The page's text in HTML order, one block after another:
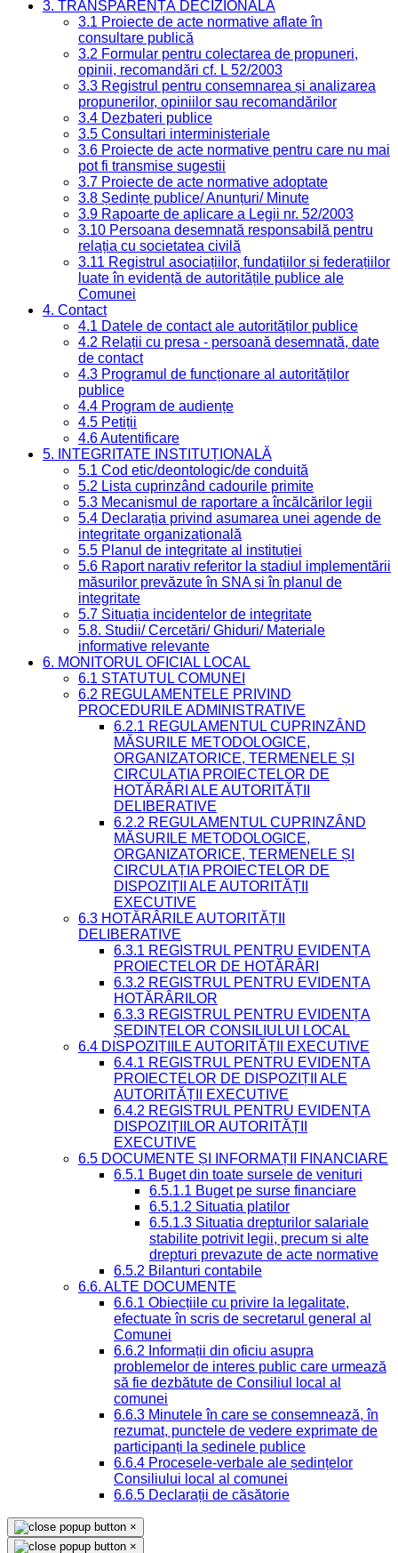
3. TRANSPARENȚĂ DECIZIONALĂ
3.1 Proiecte de acte normative aflate în
consultare publică
3.2 Formular pentru colectarea de propuneri,
opinii, recomandări cf. L 52/2003
3.3 Registrul pentru consemnarea și analizarea
propunerilor, opiniilor sau recomandărilor
3.4 Dezbateri publice
3.5 Consultari interministeriale
3.6 Proiecte de acte normative pentru care nu mai
pot fi transmise sugestii
3.7 Proiecte de acte normative adoptate
3.8 Ședințe publice/ Anunțuri/ Minute
3.9 Rapoarte de aplicare a Legii nr. 52/2003
3.10 Persoana desemnată responsabilă pentru
relația cu societatea civilă
3.11 Registrul asociațiilor, fundațiilor și federațiilor
luate în evidență de autoritățile publice ale
Comunei
4. Contact
4.1 Datele de contact ale autorităților publice
4.2 Relații cu presa - persoană desemnată, date
de contact
4.3 Programul de funcționare al autorităților
publice
4.4 Program de audiențe
4.5 Petiții
4.6 Autentificare
5. INTEGRITATE INSTITUȚIONALĂ
5.1 Cod etic/deontologic/de conduită
5.2 Lista cuprinzând cadourile primite
5.3 Mecanismul de raportare a încălcărilor legii
5.4 Declarația privind asumarea unei agende de
integritate organizațională
5.5 Planul de integritate al instituției
5.6 Raport narativ referitor la stadiul implementării
măsurilor prevăzute în SNA și în planul de
integritate
5.7 Situația incidentelor de integritate
5.8. Studii/ Cercetări/ Ghiduri/ Materiale
informative relevante
6. MONITORUL OFICIAL LOCAL
6.1 STATUTUL COMUNEI
6.2 REGULAMENTELE PRIVIND
PROCEDURILE ADMINISTRATIVE
6.2.1 REGULAMENTUL CUPRINZÂND
MĂSURILE METODOLOGICE,
ORGANIZATORICE, TERMENELE ȘI
CIRCULAȚIA PROIECTELOR DE
HOTĂRÂRI ALE AUTORITĂȚII
DELIBERATIVE
6.2.2 REGULAMENTUL CUPRINZÂND
MĂSURILE METODOLOGICE,
ORGANIZATORICE, TERMENELE ȘI
CIRCULAȚIA PROIECTELOR DE
DISPOZIȚII ALE AUTORITĂȚII
EXECUTIVE
6.3 HOTĂRÂRILE AUTORITĂȚII
DELIBERATIVE
6.3.1 REGISTRUL PENTRU EVIDENȚA
PROIECTELOR DE HOTĂRÂRI
6.3.2 REGISTRUL PENTRU EVIDENȚA
HOTĂRÂRILOR
6.3.3 REGISTRUL PENTRU EVIDENȚA
ȘEDINȚELOR CONSILIULUI LOCAL
6.4 DISPOZIȚIILE AUTORITĂȚII EXECUTIVE
6.4.1 REGISTRUL PENTRU EVIDENȚA
PROIECTELOR DE DISPOZIȚII ALE
AUTORITĂȚII EXECUTIVE
6.4.2 REGISTRUL PENTRU EVIDENȚA
DISPOZIȚIILOR AUTORITĂȚII
EXECUTIVE
6.5 DOCUMENTE ȘI INFORMAȚII FINANCIARE
6.5.1 Buget din toate sursele de venituri
6.5.1.1 Buget pe surse financiare
6.5.1.2 Situatia platilor
6.5.1.3 Situatia drepturilor salariale
stabilite potrivit legii, precum si alte
drepturi prevazute de acte normative
6.5.2 Bilanturi contabile
6.6. ALTE DOCUMENTE
6.6.1 Obiecțiile cu privire la legalitate,
efectuate în scris de secretarul general al
Comunei
6.6.2 Informații din oficiu asupra
problemelor de interes public care urmează
să fie dezbătute de Consiliul local al
comunei
6.6.3 Minutele în care se consemnează, în
rezumat, punctele de vedere exprimate de
participanți la ședinele publice
6.6.4 Procesele-verbale ale ședințelor
Consiliului local al comunei
6.6.5 Declarații de căsătorie
×
×